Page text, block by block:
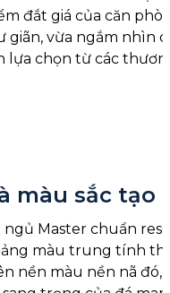
đắt giá của căn
vừa ngắm nhìn
chọn từ các
màu sắc tạo
Master chuẩn
màu trung tính
nền màu nền nã